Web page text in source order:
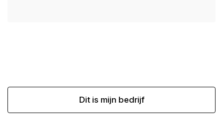
Dit is mijn bedrijf